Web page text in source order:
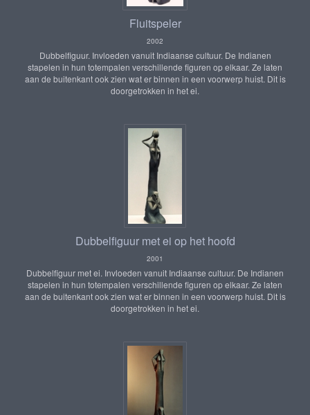
Fluitspeler
2002
Dubbelfiguur. Invloeden vanuit Indiaanse cultuur. De Indianen
stapelen in hun totempalen verschillende figuren op elkaar. Ze laten
aan de buitenkant ook zien wat er binnen in een voorwerp huist. Dit is
doorgetrokken in het ei.
Dubbelfiguur met ei op het hoofd
2001
Dubbelfiguur met ei. Invloeden vanuit Indiaanse cultuur. De Indianen
stapelen in hun totempalen verschillende figuren op elkaar. Ze laten
aan de buitenkant ook zien wat er binnen in een voorwerp huist. Dit is
doorgetrokken in het ei.